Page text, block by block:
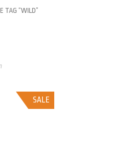
TAG “WILD”
SALE